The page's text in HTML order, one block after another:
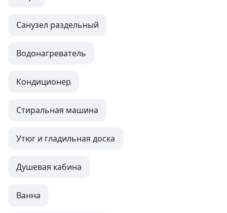
Санузел раздельный
Водонагреватель
Кондиционер
Стиральная машина
Утюг и гладильная доска
Душевая кабина
Ванна